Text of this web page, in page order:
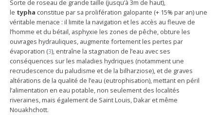
Sorte de roseau de grande taille (jusqu’à 3m de haut),
le typha constitue par sa prolifération galopante (+ 15% par an) une
véritable menace : il limite la navigation et les accès au fleuve de
l’homme et du bétail, asphyxie les zones de pêche, obture les
ouvrages hydrauliques, augmente fortement les pertes par
évaporation (3), entraîne la stagnation de l’eau avec ses
conséquences sur les maladies hydriques (notamment une
recrudescence du paludisme et de la bilharziose), et de graves
altérations de la qualité de l’eau (eutrophisation), mettant en péril
l’alimentation en eau potable, non seulement des localités
riveraines, mais également de Saint Louis, Dakar et même
Nouakhchott.